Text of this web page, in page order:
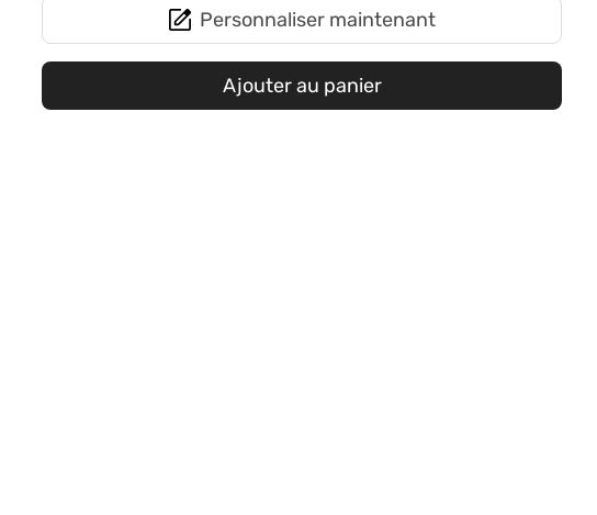
Personnaliser maintenant
Ajouter au panier